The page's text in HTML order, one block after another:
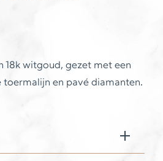
18k witgoud, gezet met een
en pavé diamanten.